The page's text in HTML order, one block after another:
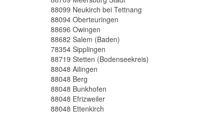
88099 Neukirch bei Tettnang
88094 Oberteuringen
88696 Owingen
88682 Salem (Baden)
78354 Sipplingen
88719 Stetten (Bodenseekreis)
88048 Ailingen
88048 Berg
88048 Bunkhofen
88048 Efrizweiler
88048 Ettenkirch